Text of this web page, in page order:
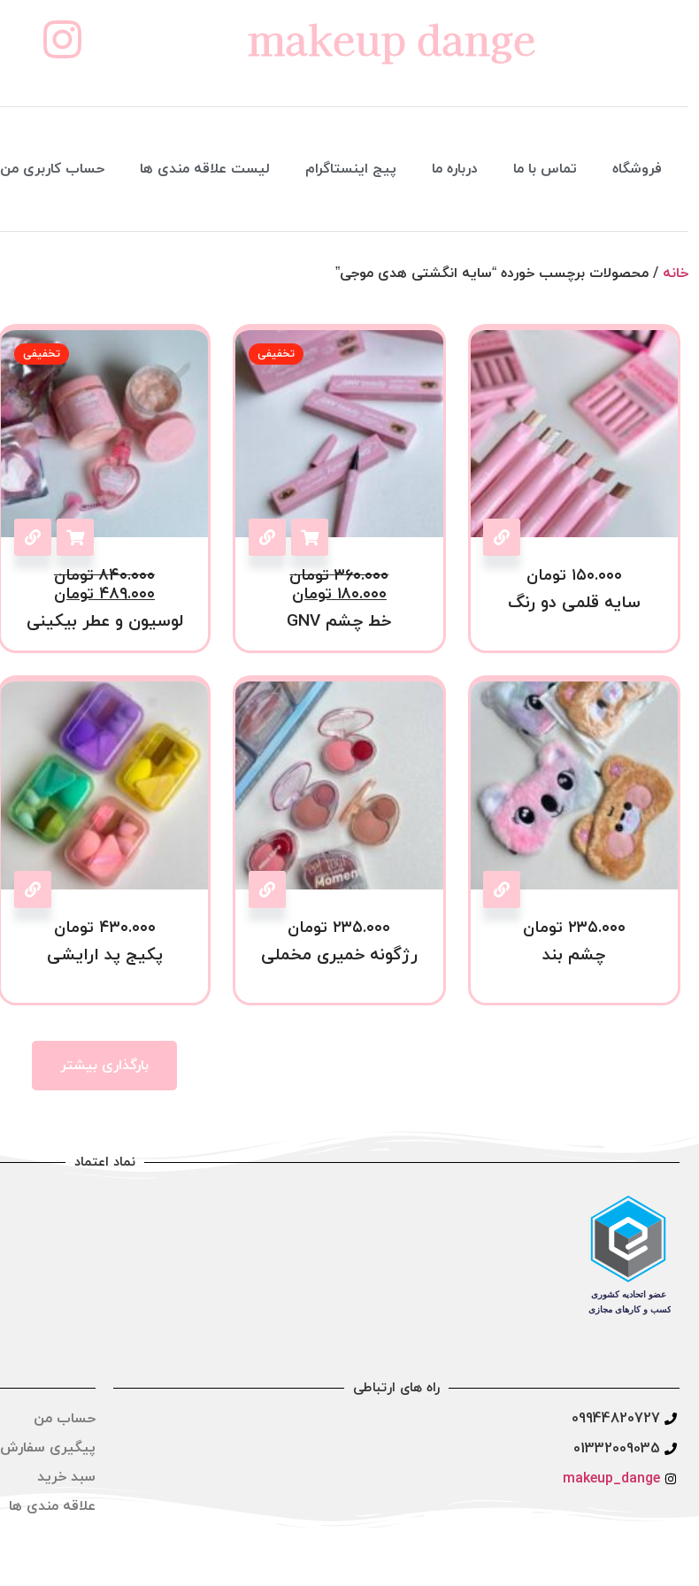
makeup dange
فروشگاه تماس با ما درباره ما پیج اینستاگرام لیست علاقه مندی ها حساب کاربری من
خانه / محصولات برچسب خورده “سایه انگشتی هدی موجی”
۱۵۰.۰۰۰ تومان
سایه قلمی دو رنگ
تخفیفی
۳۶۰.۰۰۰ تومان
۱۸۰.۰۰۰ تومان
خط چشم GNV
تخفیفی
۸۴۰.۰۰۰ تومان
۴۸۹.۰۰۰ تومان
لوسیون و عطر بیکینی
۲۳۵.۰۰۰ تومان
چشم بند
۲۳۵.۰۰۰ تومان
رژگونه خمیری مخملی
۴۳۰.۰۰۰ تومان
پکیج پد ارایشی
بارگذاری بیشتر
نماد اعتماد
راه های ارتباطی
09944820727
01332009035
makeup_dange
حساب من
پیگیری سفارش
سبد خرید
علاقه مندی ها